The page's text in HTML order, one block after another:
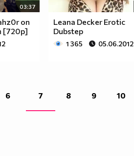
03:37
on
[720p]
Leana Decker Erotic
Dubstep
1 365 05.06.2012
6 7 8 9 10